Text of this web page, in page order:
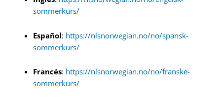
sommerkurs/
Español: https://nlsnorwegian.no/no/spansk-
sommerkurs/
Francés: https://nlsnorwegian.no/no/franske-
sommerkurs/